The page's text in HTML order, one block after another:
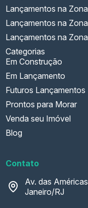
Lançamentos na
Lançamentos na
Lançamentos na
Categorias
Em Construção
Em Lançamento
Futuros Lançamentos
Prontos para Morar
Venda seu Imóvel
Blog
Contato
Av. das
Janeiro/RJ